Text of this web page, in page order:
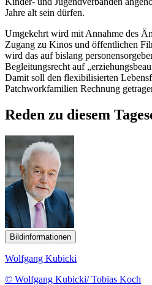
Jahre alt sein dürfen.
Umgekehrt wird mit Annahme des
Zugang zu Kinos und öffentlichen
wird das auf bislang
Begleitungsrecht auf
Damit soll den flexibilisierten
Patchworkfamilien Rechnung
Reden zu diesem
Bildinformationen
Wolfgang Kubicki
© Wolfgang Kubicki/ Tobias Koch